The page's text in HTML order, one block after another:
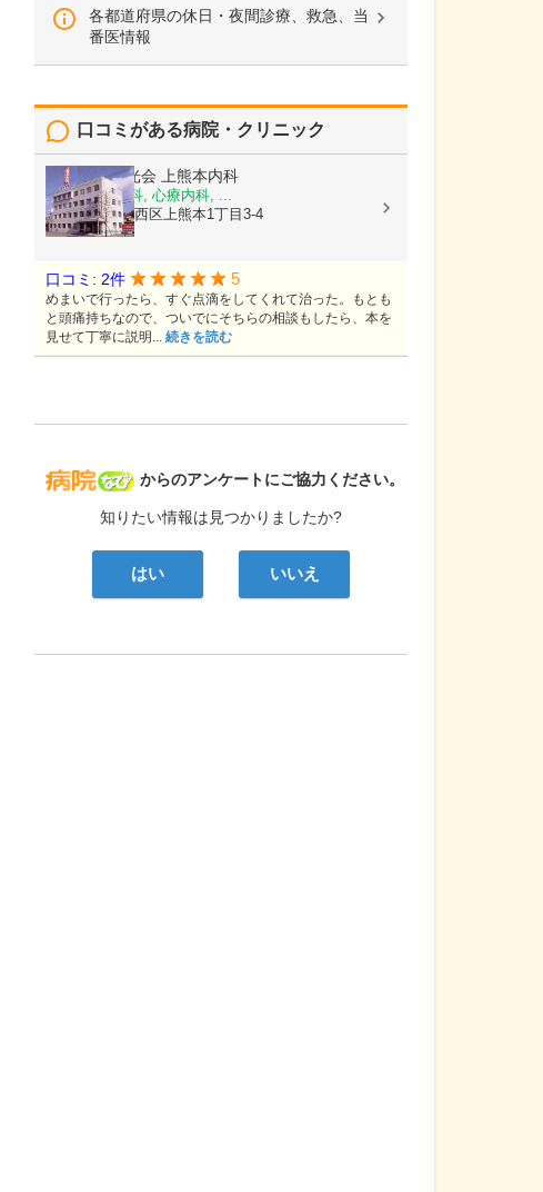
各都道府県の休日・夜間診療、救急、当
番医情報
病院なび
からのアンケートにご協力ください。
知りたい情報は見つかりましたか?
はい いいえ
口コミがある病院・クリニック
医療法人陽光会 上熊本内科
内科, 神経内科, 心療内科, ...
熊本県熊本市西区上熊本1丁目3-4
口コミ: 2件 5
めまいで行ったら、すぐ点滴をしてくれて治った。もとも
と頭痛持ちなので、ついでにそちらの相談もしたら、本を
見せて丁寧に説明... 続きを読む